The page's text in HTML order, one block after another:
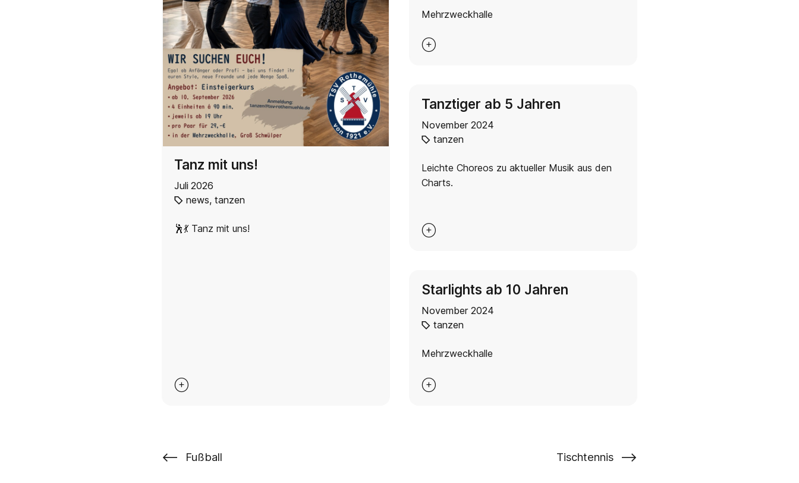
Tanz mit uns!
Juli 2026
news,tanzen
🕺💃 Tanz mit uns!

Mehrzweckhalle

Tanztiger ab 5 Jahren
November 2024
tanzen
Leichte Choreos zu aktueller Musik aus den
Charts.

Starlights ab 10 Jahren
November 2024
tanzen
Mehrzweckhalle

⟵ Fußball Tischtennis ⟶